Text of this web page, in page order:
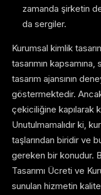
zamanda şirketin
da sergiler.
Kurumsal kimlik
tasarımın
tasarım ajansının
göstermektedir.
çekiciliğine kapılarak
Unutulmamalıdır ki,
taşlarından biridir ve
gereken bir konudur.
Tasarımı Ücreti ve
sunulan hizmetin